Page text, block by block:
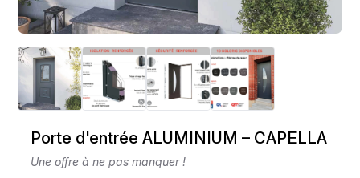
Porte d'entrée ALUMINIUM – CAPELLA
Une offre à ne pas manquer !